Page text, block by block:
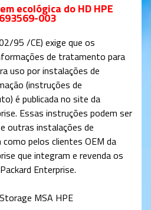
ecológica do HD HPE
003
95 /CE) exige que os
de tratamento para
uso por instalações de
(instruções de
é publicada no site da
Essas instruções podem ser
outras instalações de
pelos clientes OEM da
que integram e revenda os
Enterprise.
MSA HPE